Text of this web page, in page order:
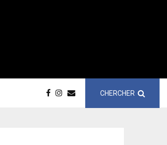
CHERCHER